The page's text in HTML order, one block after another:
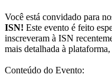
Você está convidado para
ISN! Este evento é feito
inscreveram à ISN
mais detalhada à
Conteúdo do Evento: